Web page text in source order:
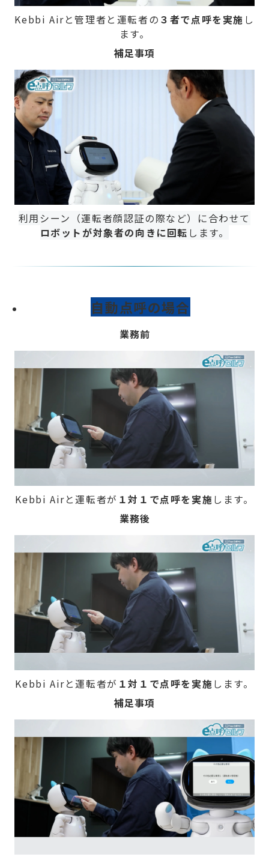
Kebbi Airと管理者と運転者の ３者で点呼を実施 し
ます。
補足事項
利用シーン（運転者顔認証の際など）に合わせて
ロボットが対象者の向きに回転 します。
自動点呼の場合
業務前
Kebbi Airと運転者が １対１で点呼を実施します。
業務後
Kebbi Airと運転者が １対１で点呼を実施します。
補足事項